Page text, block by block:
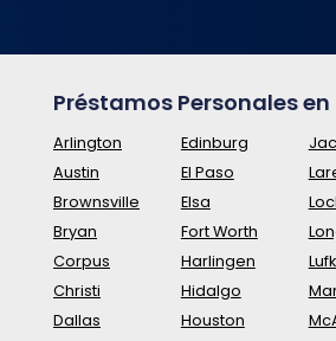
Préstamos Personales
Arlington
Austin
Brownsville
Bryan
Corpus
Christi
Dallas
Edinburg
El Paso
Elsa
Fort Worth
Harlingen
Hidalgo
Houston